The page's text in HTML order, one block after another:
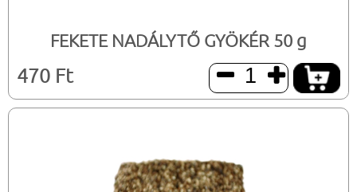
FEKETE NADÁLYTŐ GYÖKÉR 50 g
470 Ft  